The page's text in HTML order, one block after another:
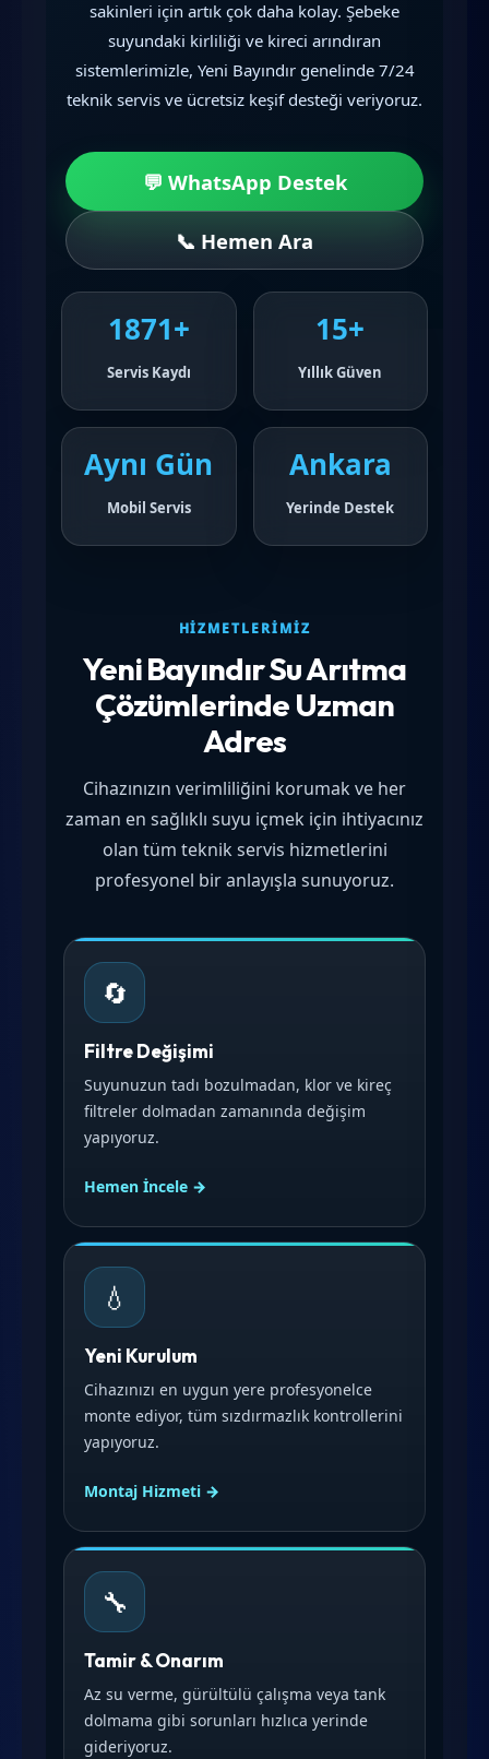
sakinleri için artık çok daha kolay. Şebeke
suyundaki kirliliği ve kireci arındıran
sistemlerimizle, Yeni Bayındır genelinde 7/24
teknik servis ve ücretsiz keşif desteği veriyoruz.
💬 WhatsApp Destek
📞 Hemen Ara
1871+
Servis Kaydı
15+
Yıllık Güven
Aynı Gün
Mobil Servis
Ankara
Yerinde Destek
HIZMETLERIMIZ
Yeni Bayındır Su Arıtma
Çözümlerinde Uzman
Adres
Cihazınızın verimliliğini korumak ve her
zaman en sağlıklı suyu içmek için ihtiyacınız
olan tüm teknik servis hizmetlerini
profesyonel bir anlayışla sunuyoruz.
🔄
Filtre Değişimi
Suyunuzun tadı bozulmadan, klor ve kireç
filtreler dolmadan zamanında değişim
yapıyoruz.
Hemen İncele →
💧
Yeni Kurulum
Cihazınızı en uygun yere profesyonelce
monte ediyor, tüm sızdırmazlık kontrollerini
yapıyoruz.
Montaj Hizmeti →
🔧
Tamir & Onarım
Az su verme, gürültülü çalışma veya tank
dolmama gibi sorunları hızlıca yerinde
gideriyoruz.